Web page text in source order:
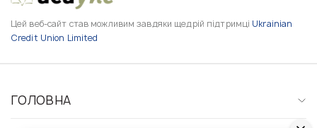
Цей веб-сайт став можливим завдяки щедрій підтримці Ukrainian
Credit Union Limited
ГОЛОВНА